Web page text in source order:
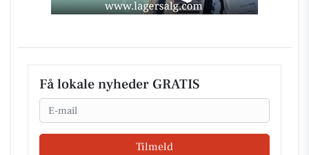
Få lokale nyheder GRATIS
Email
Tilmeld